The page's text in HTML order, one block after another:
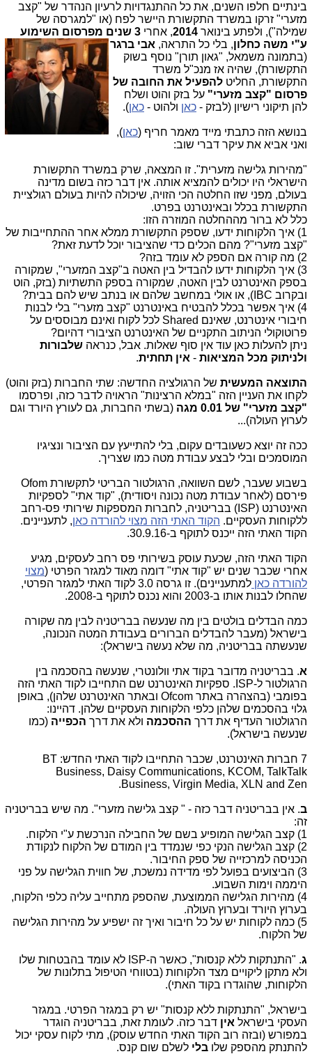
בינתיים חלפו השנים, את כל ההתנגדויות לרעיון הנהדר של "קצב
מזערי" זרקו במשרד התקשורת היישר לפח (או "למגרסה של
שמילה"), ולפתע בינואר 2014, אחרי
3 שנים מפרסום השימוע
ע"י משה כחלון, בלי כל התראה, אבי ברגר
(בתמונה משמאל, "גאון תורן" נוסף בשוק
התקשורת), שהיה אז מנכ"ל משרד
התקשורת, החליט להפעיל את החובה של
פרסום "קצב מזערי" על בזק והוט ושלח
להן תיקוני רישיון (לבזק - כאן ולהוט - כאן).
בנושא הזה כתבתי מייד מאמר חריף (כאן),
ואני אביא את עיקר דברי שוב:
"מהירות גלישה מזערית". זו המצאה, שרק במשרד התקשורת
הישראלי היו יכולים להמציא אותה. אין דבר כזה בשום מדינה
בעולם, מפני שזו החלטה הכי הזויה, שיכולה להיות בעולם רגולציית
התקשורת בכלל ובאינטרנט בפרט.
כלל לא ברור מההחלטה המוזרה הזו:
1) איך הלקוחות ידעו, שספק התקשורת ממלא אחר ההתחייבות של
"קצב מזערי"? מהם הכלים כדי שהציבור יוכל לדעת זאת?
2) מה קורה אם הספק לא עומד בזה?
3) איך הלקוחות ידעו להבדיל בין האטה ב"קצב המזערי", שמקורה
בספק האינטרנט לבין האטה, שמקורה בספק התשתיות (בזק, הוט
ובקרוב IBC), או אולי במחשב שלהם או בנתב שיש להם בבית?
4) איך אפשר בכלל להבטיח באינטרנט "קצב מזערי" בלי לבנות
חיבורי אינטרנט, שאינם Shared לכל לקוח ואינם מבוססים על
פרוטוקולי הניתוב התקניים של האינטרנט הציבורי דהיום?
ניתן להעלות כאן עוד אין סוף שאלות. אבל, כנראה שלבורות
ולניתוק מכל המציאות - אין תחתית.
התוצאה המעשית של הרגולציה החדשה: שתי החברות (בזק והוט)
לקחו את העניין הזה "במלא הרצינות" הראויה לדבר כזה, ופרסמו
"קצב מזערי" של 0.01 מגה
(בשתי החברות, גם לעורץ היורד וגם
לערוץ העולה)...
ככה זה יוצא כשעובדים עקום, בלי להתייעץ עם הציבור ונציגיו
המוסמכים ובלי לבצע עבודת מטה כמו שצריך.
בשבוע שעבר, לשם השוואה, הרגולטור הבריטי לתקשורת Ofom
פירסם (לאחר עבודת מטה נכונה ויסודית), "קוד אתי" לספקיות
האינטרנט (ISP) בבריטניה, לחברות המספקות שירותי פס-רחב
ללקוחות העסקיים. הקוד האתי הזה מצוי להורדה כאן, לתעניינים.
הקוד האתי הזה ייכנס לתוקף ב-30.9.16.
הקוד האתי הזה, שכעת עוסק בשירותי פס רחב לעסקים, מגיע
אחרי שכבר שנים יש "קוד אתי" דומה מאוד למגזר הפרטי (מצוי
להורדה כאן
למתעניינים). זו גרסה 3.0 לקוד האתי למגזר הפרטי,
שהחלו לבנות אותו ב-2003 והוא נכנס לתוקף ב-2008.
כמה הבדלים בולטים בין מה שנעשה בבריטניה לבין מה שקורה
בישראל (מעבר להבדלים הברורים בעבודת המטה הנכונה,
שנעשתה בבריטניה, מה שלא נעשה בישראל):
א. בבריטניה מדובר בקוד אתי וולונטרי, שנעשה בהסכמה בין
הרגולטור ל-ISP. ספקיות האינטרנט שם התחייבו לקוד האתי הזה
בפומבי (בהצהרה באתר Ofcom ובאתר האינטרנט שלהן), באופן
גלוי בהסכמים שלהן כלפי הלקוחות העסקיים שלהן. דהיינו:
הרגולטור העדיף את דרך ההסכמה ולא את דרך הכפייה (כמו
שנעשה בישראל).
7 חברות האינטרנט, שכבר התחייבו לקוד האתי החדש: BT
Business, Daisy Communications, KCOM, TalkTalk
Business, Virgin Media, XLN and Zen.
ב. אין בבריטניה דבר כזה - " קצב גלישה מזערי". מה שיש בבריטניה
זה:
1) קצב הגלישה המופיע בשם של החבילה הנרכשת ע"י הלקוח.
2) קצב הגלישה הנקי כפי שנמדד בין המודם של הלקוח לנקודת
הכניסה למרכזייה של ספק החיבור.
3) הביצועים בפועל לפי מדידה נמשכת, של חווית הגלישה על פני
היממה וימות השבוע.
4) מהירות הגלישה הממוצעת, שהספק מתחייב עליה כלפי הלקוח,
בערוץ היורד ובערוץ העולה.
5) כמה לקוחות יש על כל חיבור ואיך זה ישפיע על מהירות הגלישה
של הלקוח.
ג
. "התנתקות ללא קנסות", כאשר ה-ISP לא עומד בהבטחות שלו
ולא מתקן ליקויים מצד הלקוחות (בטווחי הטיפול בתלונות של
הלקוחות, שהוגדרו בקוד האתי).
בישראל, "התנתקות ללא קנסות" יש רק במגזר הפרטי. במגזר
העסקי בישראל אין דבר כזה. לעומת זאת, בבריטניה הוגדר
במפורש (ובזה רוב הקוד האתי החדש עוסק), מתי לקוח עסקי יכול
להתנתק מהספק שלו בלי לשלם שום קנס.